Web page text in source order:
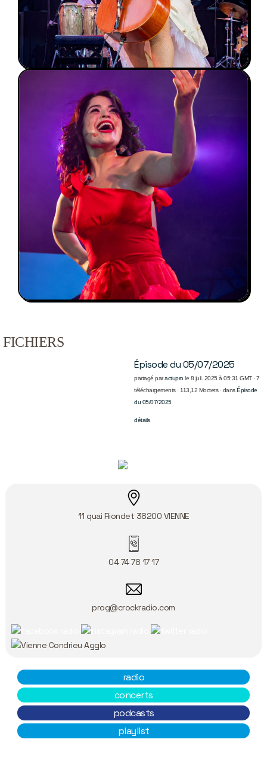
FICHIERS
Épisode du 05/07/2025
partagé paractuprole 8 juil. 2025 à 05:31 GMT · 7
téléchargements · 113,12 Moctets · dansÉpisode
du 05/07/2025
détails
11 quai Riondet 38200 VIENNE
04 74 78 17 17
prog@crockradio.com
radio
concerts
podcasts
playlist